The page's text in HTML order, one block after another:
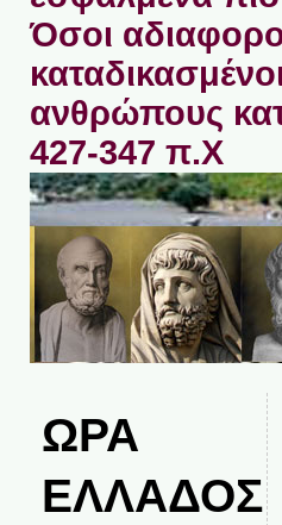
Όσοι
ανθρώπους
427-347 π.Χ
ΩΡΑ
ΕΛΛΑΔΟΣ